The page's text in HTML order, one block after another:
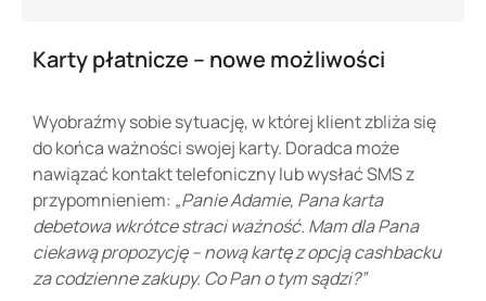
Karty płatnicze – nowe możliwości
Wyobraźmy sobie sytuację, w której klient zbliża się
do końca ważności swojej karty. Doradca może
nawiązać kontakt telefoniczny lub wysłać SMS z
przypomnieniem: „Panie Adamie, Pana karta
debetowa wkrótce straci ważność. Mam dla Pana
ciekawą propozycję – nową kartę z opcją cashbacku
za codzienne zakupy. Co Pan o tym sądzi?”